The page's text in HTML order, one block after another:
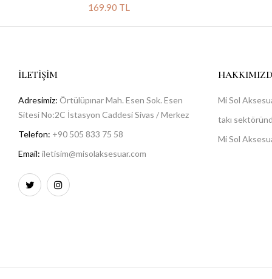
169.90 TL
İLETIŞIM
Adresimiz: Örtülüpınar Mah. Esen Sok. Esen
Sitesi No:2C İstasyon Caddesi Sivas / Merkez
Telefon: +90 505 833 75 58
Email: iletisim@misolaksesuar.com
Mi Sol
takı
Mi Sol